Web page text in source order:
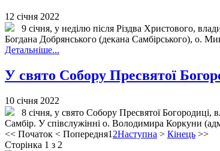
12 січня 2022
9 січня, у неділю після Різдва Христового,
Богдана Добрянського (декана Самбірського), о.
Детальніше...
У свято Собору Пресвятої
10 січня 2022
8 січня, у свято Собору Пресвятої Богородиці,
Самбір. У співслужінні о. Володимира Коркуни
<< Початок < Попередня1 2Наступна > Кінець >>
Сторінка 1 з 2